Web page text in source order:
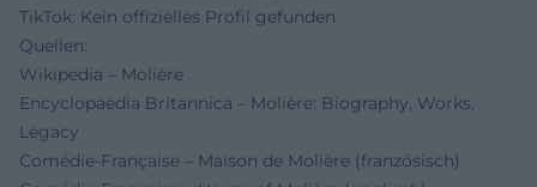
TikTok: Kein offizielles Profil gefunden
Quellen:
Wikipedia – Molière
Encyclopaedia Britannica – Molière: Biography, Works,
Legacy
Comédie-Française – Maison de Molière (französisch)